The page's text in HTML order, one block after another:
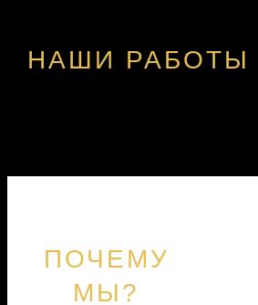
ПОЧЕМУ
МЫ?
НАШИ РАБОТЫ